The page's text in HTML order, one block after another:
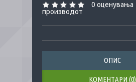
0 оценувања
производот
ОПИС
КОМЕНТАРИ (0)